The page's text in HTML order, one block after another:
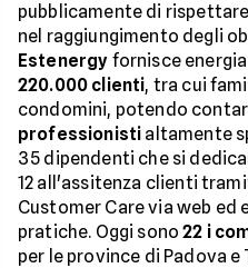
pubblicamente di
nel raggiungimento degli
Estenergy fornisce
220.000 clienti, tra cui
condomini, potendo
professionisti altamente
35 dipendenti che si
12 all'assitenza clienti
Customer Care via web ed
pratiche. Oggi sono22 i
per le province di Padova e